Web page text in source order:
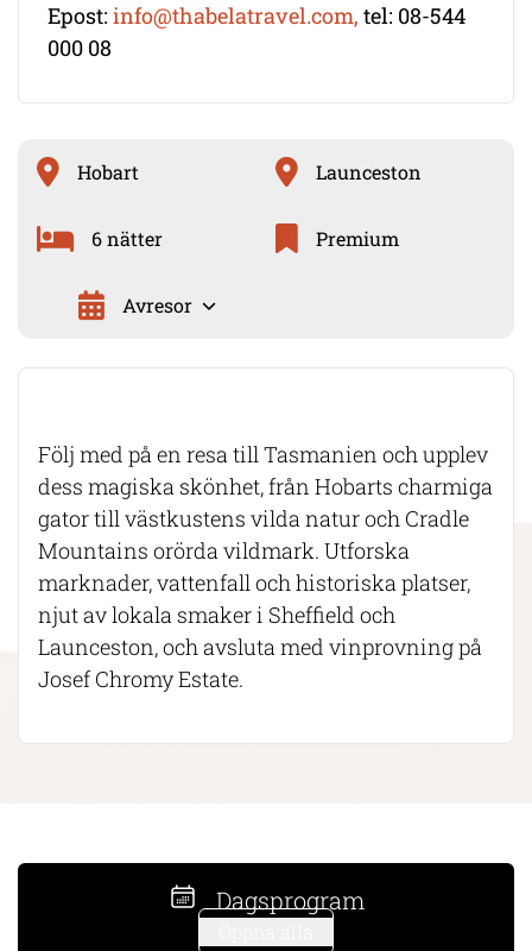
Epost: info@thabelatravel.com, tel: 08-544
000 08
Hobart Launceston
6 nätter Premium
Avresor
Följ med på en resa till Tasmanien och upplev
dess magiska skönhet, från Hobarts charmiga
gator till västkustens vilda natur och Cradle
Mountains orörda vildmark. Utforska
marknader, vattenfall och historiska platser,
njut av lokala smaker i Sheffield och
Launceston, och avsluta med vinprovning på
Josef Chromy Estate.
Dagsprogram